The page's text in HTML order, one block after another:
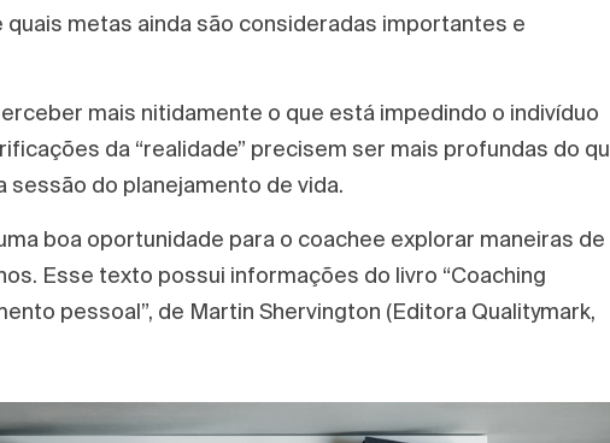
metas ainda são consideradas importantes e
mais nitidamente o que está impedindo o indivíduo
da “realidade” precisem ser mais profundas do
sessão do planejamento de vida.
boa oportunidade para o coachee explorar maneiras de
Esse texto possui informações do livro “Coaching
pessoal”, de Martin Shervington (Editora Qualitymark,